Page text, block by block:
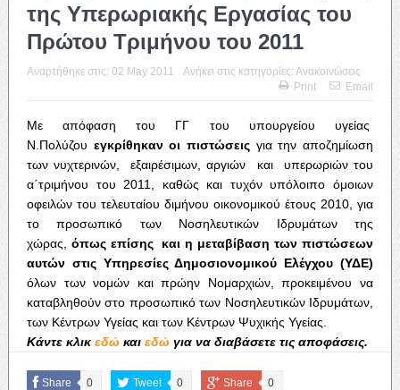
της Υπερωριακής Εργασίας του
Πρώτου Τριμήνου του 2011
Αναρτήθηκε στις: 02 May 2011 Ανήκει στις κατηγορίες: Ανακοινώσεις
Print
Email
Με απόφαση του ΓΓ του υπουργείου υγείας
Ν.Πολύζου εγκρίθηκαν οι πιστώσεις για την αποζημίωση
των νυχτερινών, εξαιρέσιμων, αργιών και υπερωριών του
α΄τριμήνου του 2011, καθώς και τυχόν υπόλοιπο όμοιων
οφειλών του τελευταίου διμήνου οικονομικού έτους 2010, για
το προσωπικό των Νοσηλευτικών Ιδρυμάτων της
χώρας, όπως επίσης και η μεταβίβαση των πιστώσεων
αυτών στις ΥπηρεσίεςΔημοσιονομικού Ελέγχου (ΥΔΕ)
όλων των νομών και πρώην Νομαρχιών, προκειμένου να
καταβληθούν στο προσωπικό των Νοσηλευτικών Ιδρυμάτων,
των Κέντρων Υγείας και των Κέντρων Ψυχικής Υγείας.
Κάντε κλικ εδώκαι εδώγια να διαβάσετε τις αποφάσεις.
Share 0 Tweet 0 Share 0